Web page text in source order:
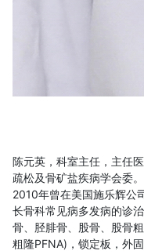
陈元英，科室主任，主任
疏松及骨矿盐疾病学会委
2010年曾在美国施乐辉公
长骨科常见病多发病的诊
骨、胫腓骨、股骨、股骨
粗隆PFNA)，锁定板，外